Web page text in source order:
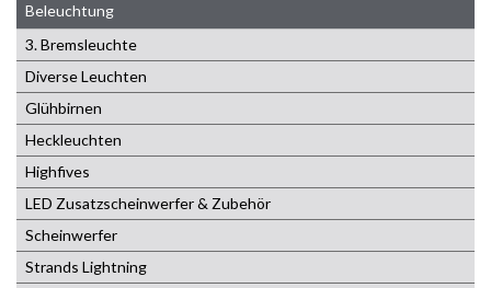
Beleuchtung
3. Bremsleuchte
Diverse Leuchten
Glühbirnen
Heckleuchten
Highfives
LED Zusatzscheinwerfer & Zubehör
Scheinwerfer
Strands Lightning